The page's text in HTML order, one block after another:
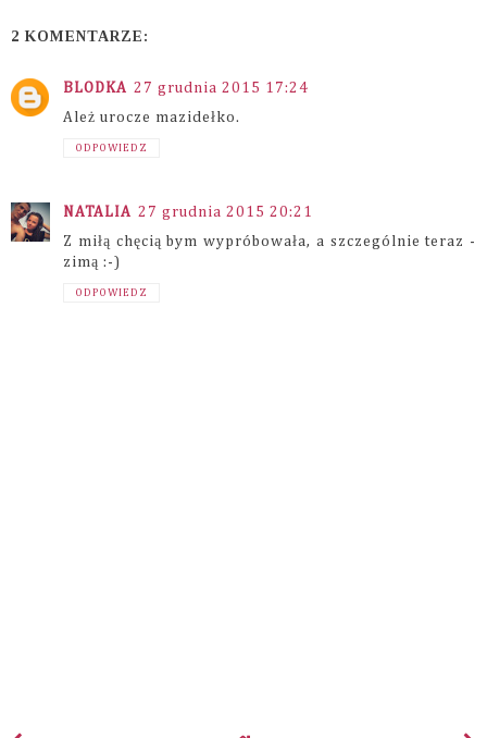
2 KOMENTARZE:
BLODKA 27 grudnia 2015 17:24
Ależ urocze mazidełko.
ODPOWIEDZ
NATALIA 27 grudnia 2015 20:21
Z miłą chęcią bym wypróbowała, a szczególnie teraz -
zimą :-)
ODPOWIEDZ